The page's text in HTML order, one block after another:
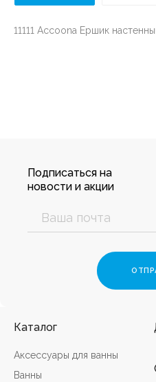
11111 Accoona Ершик
Подписаться на
новости и акции
Каталог
Аксессуары для ванны
Ванны